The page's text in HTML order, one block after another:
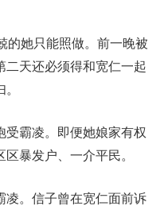
的她只能照做。前一晚被
二天还必须得和宽仁一起
受霸凌。即便她娘家有权
暴发户、一介平民。
凌。信子曾在宽仁面前诉